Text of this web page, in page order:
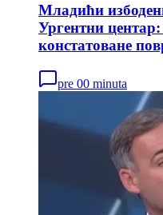
Младићи
Ургентни
констатоване
pre 00 minuta